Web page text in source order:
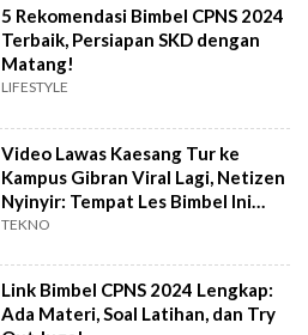
5 Rekomendasi Bimbel CPNS 2024
Terbaik, Persiapan SKD dengan
Matang!
LIFESTYLE
Video Lawas Kaesang Tur ke
Kampus Gibran Viral Lagi, Netizen
Nyinyir: Tempat Les Bimbel Ini
Mah..
TEKNO
Link Bimbel CPNS 2024 Lengkap:
Ada Materi, Soal Latihan, dan Try